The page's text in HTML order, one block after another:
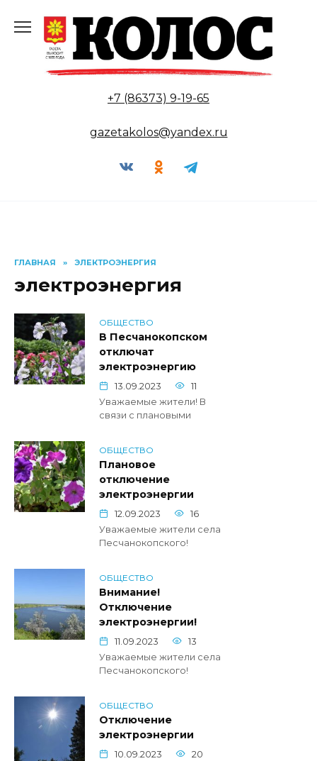
содержанию
+7 (86373) 9-19-65
gazetakolos@yandex.ru
ГЛАВНАЯ » ЭЛЕКТРОЭНЕРГИЯ
электроэнергия
ОБЩЕСТВО
В Песчанокопском
отключат
электроэнергию
13.09.2023
11
Уважаемые жители! В
связи с плановыми
ОБЩЕСТВО
Плановое
отключение
электроэнергии
12.09.2023
16
Уважаемые жители села
Песчанокопского!
ОБЩЕСТВО
Внимание!
Отключение
электроэнергии!
11.09.2023
13
Уважаемые жители села
Песчанокопского!
ОБЩЕСТВО
Отключение
электроэнергии
10.09.2023
20